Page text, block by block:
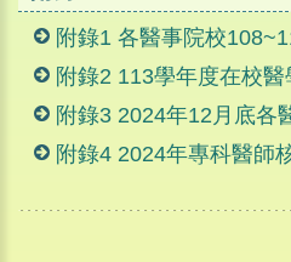
附錄1 各醫事院校
附錄2 113學年度在校醫
附錄3 2024年12月底各
附錄4 2024年專科醫師